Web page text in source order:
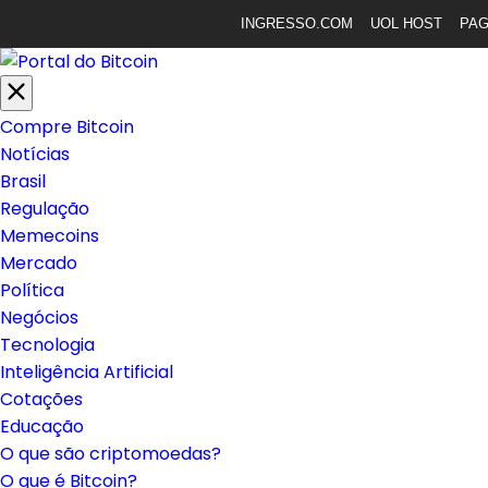
INGRESSO.COM UOL HOST
Compre Bitcoin
Notícias
Brasil
Regulação
Memecoins
Mercado
Política
Negócios
Tecnologia
Inteligência Artificial
Cotações
Educação
O que são criptomoedas?
O que é Bitcoin?